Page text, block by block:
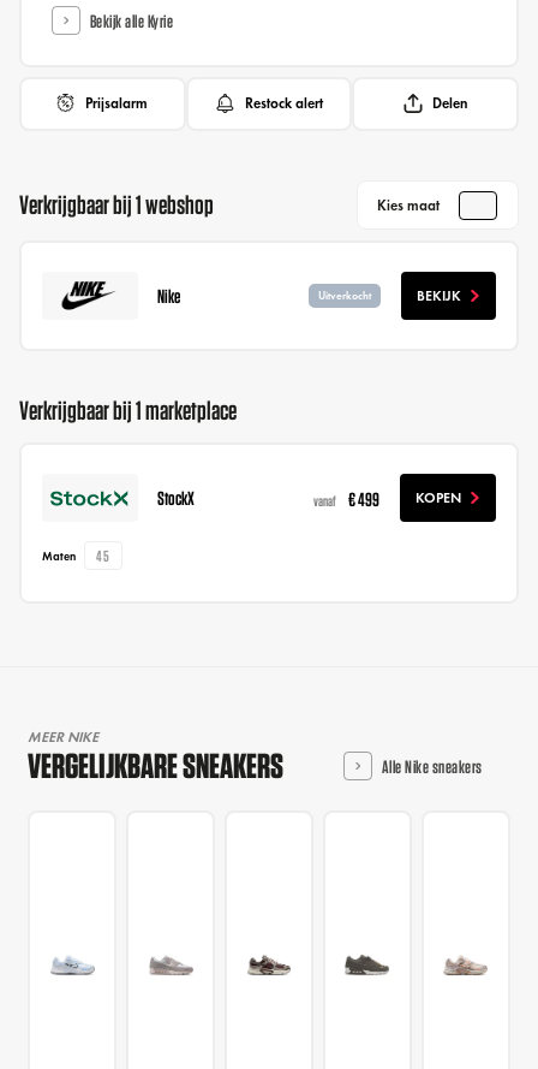
Bekijk alle Kyrie
Prijsalarm Restock alert Delen
Verkrijgbaar bij 1 webshop Kies maat
Nike Uitverkocht BEKIJK
Verkrijgbaar bij 1 marketplace
StockX vanaf € 499 KOPEN
Maten 45
MEER NIKE
VERGELIJKBARE SNEAKERS Alle Nike sneakers